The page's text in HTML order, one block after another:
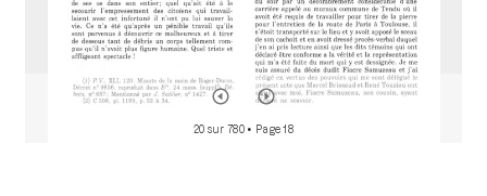
20 sur 780 • Page 18